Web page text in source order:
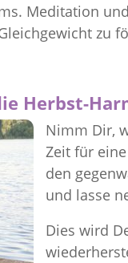
Meditation
zu
Herbst-
Nimm Dir,
Zeit für
den
und lasse
Dies wird